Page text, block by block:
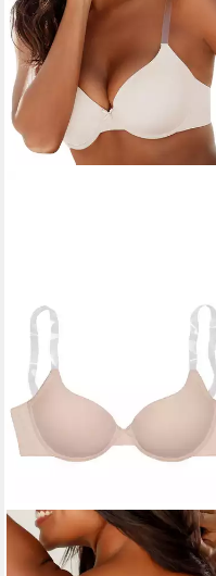
LASCANA
Schalen-BH Ela mit